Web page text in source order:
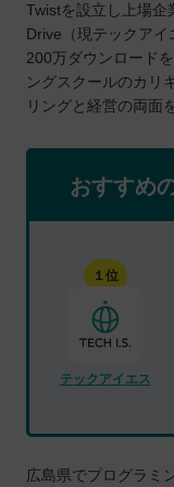
Twistを設立し上場
Drive（現テックアイ
200万ダウンロード
ングスクールのカリ
リングと経営の両面
おすすめ
１位
テックアイエス
広島県でプログラミ